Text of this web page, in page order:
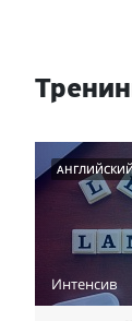
Интенсив